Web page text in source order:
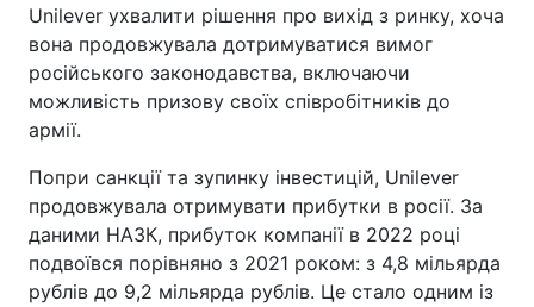
Unilever ухвалити рішення про вихід з ринку, хоча
вона продовжувала дотримуватися вимог
російського законодавства, включаючи
можливість призову своїх співробітників до
армії.
Попри санкції та зупинку інвестицій, Unilever
продовжувала отримувати прибутки в росії. За
даними НАЗК, прибуток компанії в 2022 році
подвоївся порівняно з 2021 роком: з 4,8 мільярда
рублів до 9,2 мільярда рублів. Це стало одним із